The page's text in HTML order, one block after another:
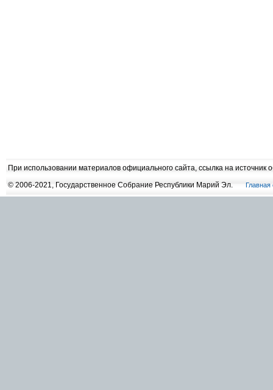
При использовании материалов официального сайта, ссылка на источник
© 2006-2021, Государственное Собрание Республики Марий Эл.
Главная